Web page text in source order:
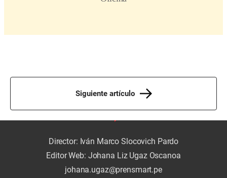
Siguiente artículo
Director: Iván Marco Slocovich Pardo
Editor Web: Johana Liz Ugaz Oscanoa
johana.ugaz@prensmart.pe